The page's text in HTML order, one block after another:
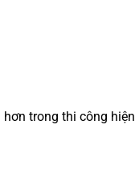
trong thi công hiện